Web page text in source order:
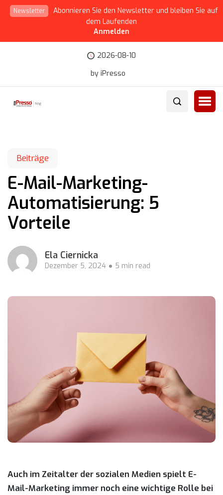
Newsletter
Abonnieren Sie den Newsletter und bleiben Sie auf
dem Laufenden
Anmelden
2026-08-10
by iPresso
Beiträge
E-Mail-Marketing-
Automatisierung: 5
Vorteile
Ela Ciernicka
Dezember 5, 2024 5 min read
Auch im Zeitalter der sozialen Medien spielt E-
Mail-Marketing immer noch eine wichtige Rolle bei